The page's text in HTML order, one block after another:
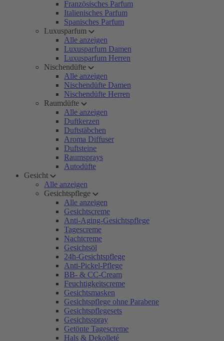
Französisches Parfum
Italienisches Parfum
Spanisches Parfum
Luxusparfum
Alle anzeigen
Luxusparfum Damen
Luxusparfum Herren
Nischendüfte
Alle anzeigen
Nischendüfte Damen
Nischendüfte Herren
Raumdüfte
Alle anzeigen
Duftkerzen
Duftstäbchen
Aroma Diffuser
Duftsteine
Raumsprays
Autodüfte
Gesicht
Alle anzeigen
Gesichtspflege
Alle anzeigen
Gesichtscreme
Anti-Aging-Gesichtspflege
Tagescreme
Nachtcreme
Gesichtsöl
24h-Gesichtspflege
Anti-Pickel-Pflege
BB- & CC-Cream
Feuchtigkeitscreme
Gesichtsmasken
Gesichtspflege ohne Parabene
Gesichtspflegesets
Gesichtsspray
Getönte Tagescreme
Hals & Dekolleté